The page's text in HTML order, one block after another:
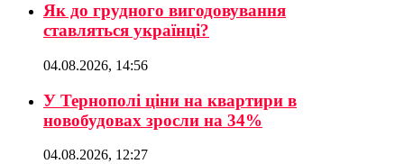
Як до грудного вигодовування
ставляться українці?
04.08.2026, 14:56
У Тернополі ціни на квартири в
новобудовах зросли на 34%
04.08.2026, 12:27